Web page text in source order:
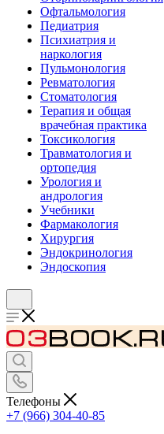
Офтальмология
Педиатрия
Психиатрия и
наркология
Пульмонология
Ревматология
Стоматология
Терапия и общая
врачебная практика
Токсикология
Травматология и
ортопедия
Урология и
андрология
Учебники
Фармакология
Хирургия
Эндокринология
Эндоскопия
Телефоны
+7 (966) 304-40-85